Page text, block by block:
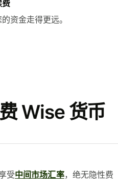
费
资金走得更远。
Wise 货币
受中间市场汇率，绝无隐性费